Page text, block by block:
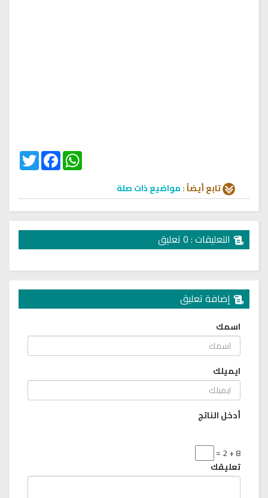
Twitter
FacebookWhatsApp
تابع أيضاً :مواضيع ذات صلة
التعليقات : 0 تعليق
إضافة تعليق
اسمك
ايميلك
أدخل الناتج
8 + 2 =
تعليقك